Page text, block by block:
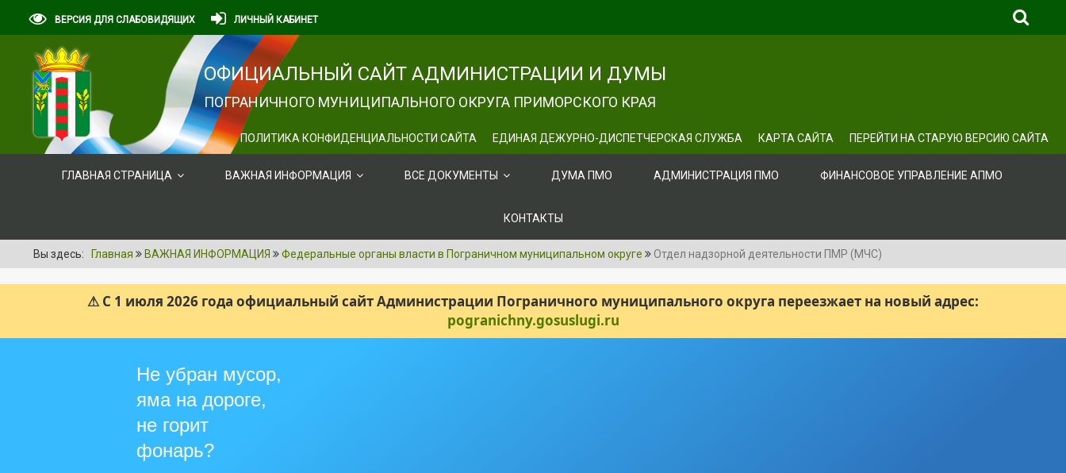
ВЕРСИЯ ДЛЯ СЛАБОВИДЯЩИХ ЛИЧНЫЙ КАБИНЕТ
ОФИЦИАЛЬНЫЙ САЙТ АДМИНИСТРАЦИИ И ДУМЫ
ПОГРАНИЧНОГО МУНИЦИПАЛЬНОГО ОКРУГА ПРИМОРСКОГО КРАЯ
ПОЛИТИКА КОНФИДЕНЦИАЛЬНОСТИ САЙТА ЕДИНАЯ ДЕЖУРНО-ДИСПЕТЧЕРСКАЯ СЛУЖБА КАРТА САЙТА ПЕРЕЙТИ НА СТАРУЮ ВЕРСИЮ САЙТА
ГЛАВНАЯ СТРАНИЦА ВАЖНАЯ ИНФОРМАЦИЯ ВСЕ ДОКУМЕНТЫ ДУМА ПМО АДМИНИСТРАЦИЯ ПМО ФИНАНСОВОЕ УПРАВЛЕНИЕ АПМО
КОНТАКТЫ
Вы здесь: Главная ВАЖНАЯ ИНФОРМАЦИЯ Федеральные органы власти в Пограничном муниципальном округе Отдел надзорной деятельности ПМР (МЧС)
⚠ С 1 июля 2026 года официальный сайт Администрации Пограничного муниципального округа переезжает на новый адрес:
pogranichny.gosuslugi.ru
Не убран мусор,
яма на дороге,
не горит
фонарь?